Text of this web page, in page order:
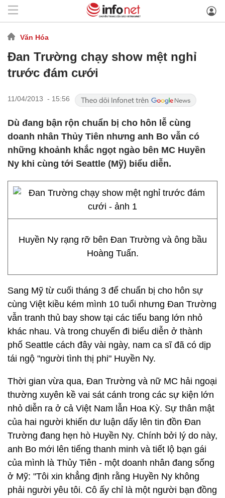
Văn Hóa
Đan Trường chạy show mệt nghỉ
trước đám cưới
11/04/2013 - 15:56
Dù đang bận rộn chuẩn bị cho hôn lễ cùng
doanh nhân Thủy Tiên nhưng anh Bo vẫn có
những khoảnh khắc ngọt ngào bên MC Huyền
Ny khi cùng tới Seattle (Mỹ) biểu diễn.
Huyền Ny rạng rỡ bên Đan Trường và ông bầu
Hoàng Tuấn.
Sang Mỹ từ cuối tháng 3 để chuẩn bị cho hôn sự
cùng Việt kiều kém mình 10 tuổi nhưng Đan Trường
vẫn tranh thủ bay show tại các tiểu bang lớn nhỏ
khác nhau. Và trong chuyến đi biểu diễn ở thành
phố Seattle cách đây vài ngày, nam ca sĩ đã có dịp
tái ngộ "người tình thị phi" Huyền Ny.
Thời gian vừa qua, Đan Trường và nữ MC hải ngoại
thường xuyên kề vai sát cánh trong các sự kiện lớn
nhỏ diễn ra ở cả Việt Nam lẫn Hoa Kỳ. Sự thân mật
của hai người khiến dư luận dấy lên tin đồn Đan
Trường đang hẹn hò Huyền Ny. Chính bởi lý do này,
anh Bo mới lên tiếng thanh minh và tiết lộ bạn gái
của mình là Thủy Tiên - một doanh nhân đang sống
ở Mỹ: "Tôi xin khẳng định rằng Huyền Ny không
phải người yêu tôi. Cô ấy chỉ là một người bạn đồng